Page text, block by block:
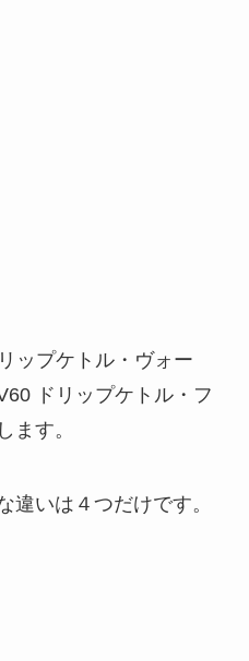
ップケトル・ヴォー
V60 ドリップケトル・フ
ます。
違いは４つだけです。